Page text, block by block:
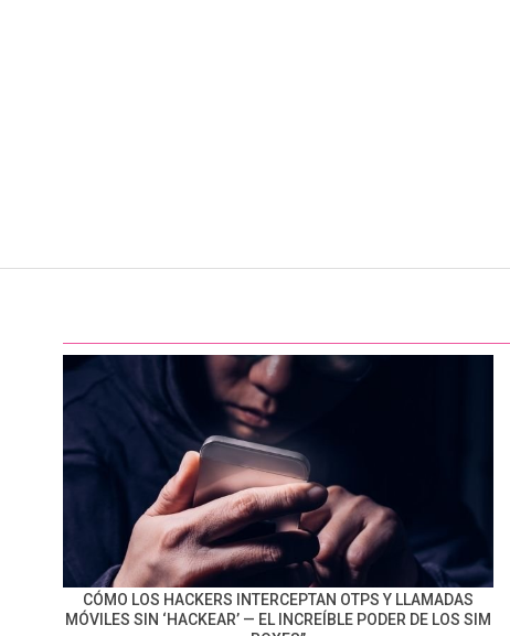
CÓMO LOS HACKERS INTERCEPTAN OTPS Y LLAMADAS
MÓVILES SIN ‘HACKEAR’ — EL INCREÍBLE PODER DE LOS SIM